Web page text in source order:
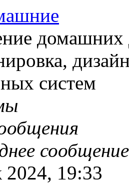
домашних
систем
сообщение
2024, 19:33